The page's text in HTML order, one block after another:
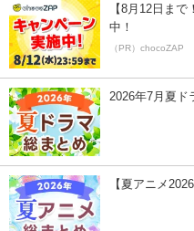
【8月12日ま
中！
（PR）chocoZAP
2026年7月夏ド
【夏アニメ